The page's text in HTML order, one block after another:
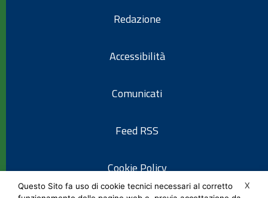
Redazione
Accessibilità
Comunicati
Feed RSS
Cookie Policy
X
Questo Sito fa uso di cookie tecnici necessari al corretto